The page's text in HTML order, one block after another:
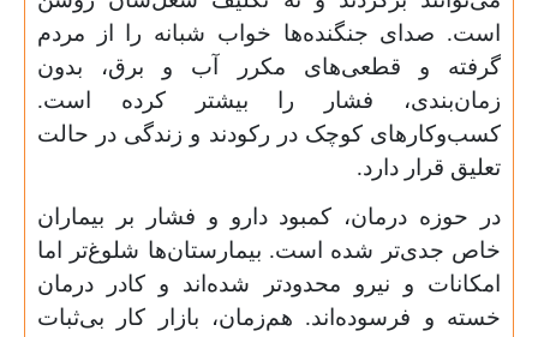
است. صدای جنگنده‌ها خواب شبانه را از مردم
گرفته و قطعی‌های مکرر آب و برق، بدون
زمان‌بندی، فشار را بیشتر کرده است.
کسب‌وکارهای کوچک در رکودند و زندگی در حالت
تعلیق قرار دارد.
در حوزه درمان، کمبود دارو و فشار بر بیماران
خاص جدی‌تر شده است. بیمارستان‌ها شلوغ‌تر اما
امکانات و نیرو محدودتر شده‌اند و کادر درمان
خسته و فرسوده‌اند. هم‌زمان، بازار کار بی‌ثبات